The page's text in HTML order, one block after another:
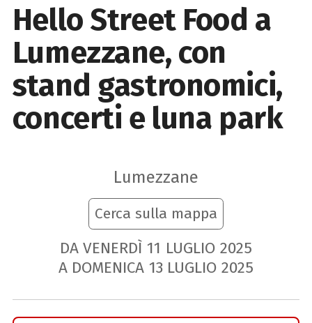
Hello Street Food a
Lumezzane, con
stand gastronomici,
concerti e luna park
Lumezzane
Cerca sulla mappa
DA VENERDÌ 11 LUGLIO 2025
A DOMENICA 13 LUGLIO 2025